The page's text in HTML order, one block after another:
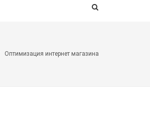
Оптимизация интернет магазина